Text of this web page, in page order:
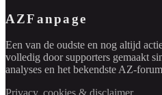
AZFanpage
Een van de oudste en nog altijd
volledig door supporters gemaakt
analyses en het bekendste AZ-